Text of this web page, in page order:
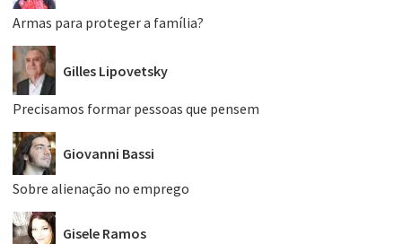
Armas para proteger a família?
Gilles Lipovetsky
Precisamos formar pessoas que pensem
Giovanni Bassi
Sobre alienação no emprego
Gisele Ramos